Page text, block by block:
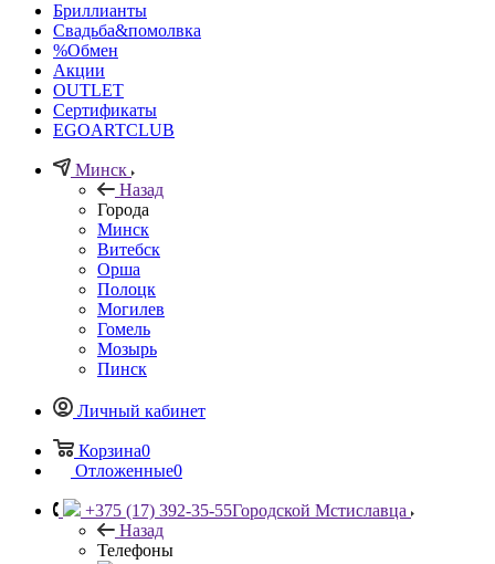
Бриллианты
Свадьба&помолвка
%Обмен
Акции
OUTLET
Сертификаты
EGOARTCLUB
Минск
Назад
Города
Минск
Витебск
Орша
Полоцк
Могилев
Гомель
Мозырь
Пинск
Личный кабинет
Корзина0
Отложенные0
+375 (17) 392-35-55Городской Мстиславца
Назад
Телефоны